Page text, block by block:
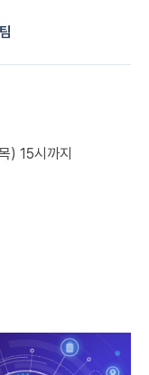
15시까지